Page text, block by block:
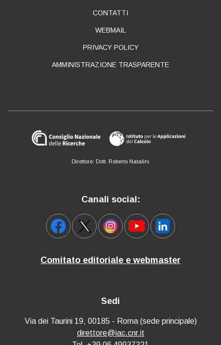
CONTATTI
WEBMAIL
PRIVACY POLICY
AMMINISTRAZIONE TRASPARENTE
Direttore: Dott. Roberto Natalini
Canali social:
Comitato editoriale e webmaster
Sedi
Via dei Taurini 19, 00185 - Roma (sede principale)
direttore@iac.cnr.it